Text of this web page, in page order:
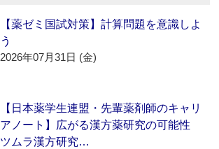
【薬ゼミ国試対策】計算問題を意識しよ
う
2026年07月31日 (金)
【日本薬学生連盟・先輩薬剤師のキャリ
アノート】広がる漢方薬研究の可能性
ツムラ漢方研究…